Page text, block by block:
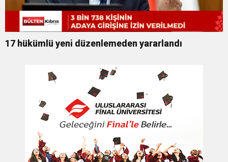
17 hükümlü yeni düzenlemeden yararlandı